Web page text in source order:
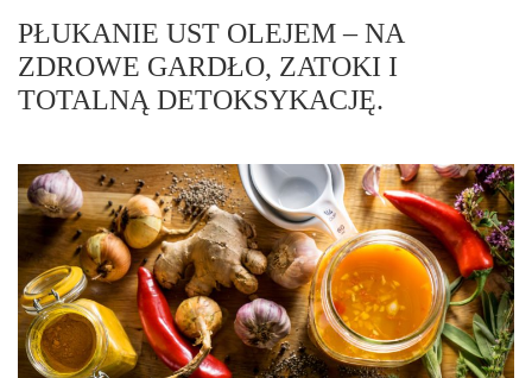
PŁUKANIE UST OLEJEM – NA
ZDROWE GARDŁO, ZATOKI I
TOTALNĄ DETOKSYKACJĘ.